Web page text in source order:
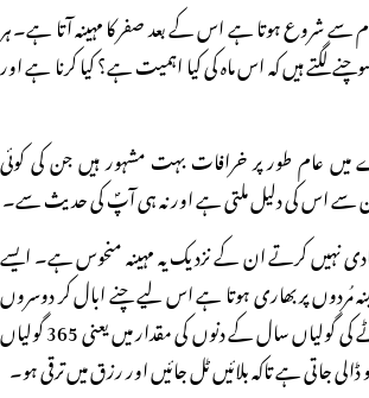
سے شروع ہوتا ہے اس کے بعد صفر کا مہینہ آتا ہے۔ ہر
لگتے ہیں کہ اس ماہ کی کیا اہمیت ہے؟ کیا کرنا ہے اور
عام طور پر خرافات بہت مشہور ہیں جن کی کوئی
سے اس کی دلیل ملتی ہے اور نہ ہی آپؐ کی حدیث سے۔
نہیں کرتے ان کے نزدیک یہ مہینہ منحوس ہے۔ ایسے
مُردوں پر بھاری ہوتا ہے اس لیے چنے ابال کر دوسروں
کو کھلائے جاتے ہیں۔ آٹے کی گولیاں سال کے دنوں کی مقدار میں یعنی 365 گولیاں
ڈالی جاتی ہے تاکہ بلائیں ٹل جائیں اور رزق میں ترقی ہو۔